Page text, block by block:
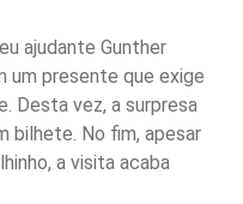
ajudante Gunther
um presente que exige
Desta vez, a surpresa
bilhete. No fim, apesar
a visita acaba